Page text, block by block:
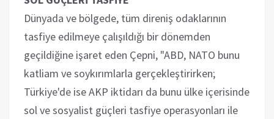
Dünyada ve bölgede, tüm direniş odaklarının
tasfiye edilmeye çalışıldığı bir dönemden
geçildiğine işaret eden Çepni, "ABD, NATO bunu
katliam ve soykırımlarla gerçekleştirirken;
Türkiye'de ise AKP iktidarı da bunu ülke içerisinde
sol ve sosyalist güçleri tasfiye operasyonları ile